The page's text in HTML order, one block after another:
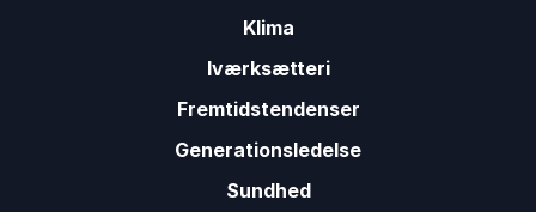
Klima
Iværksætteri
Fremtidstendenser
Generationsledelse
Sundhed